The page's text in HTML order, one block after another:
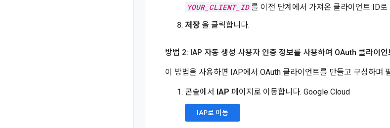
YOUR_CLIENT_ID 를 이전 단계에서 가져온 클라이언트 ID로
저장 을 클릭합니다.
방법 2: IAP 자동 생성 사용자 인증 정보를 사용하여 OAuth 클라이언
이 방법을 사용하면 IAP에서 OAuth 클라이언트를 만들고 구성하며
콘솔에서 IAP 페이지로 이동합니다. Google Cloud
IAP로 이동